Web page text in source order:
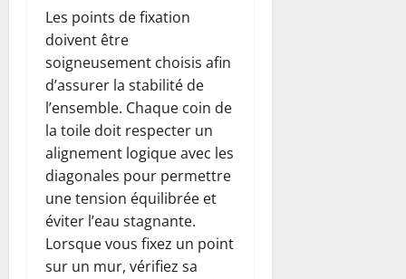
Les points de fixation
doivent être
soigneusement choisis afin
d’assurer la stabilité de
l’ensemble. Chaque coin de
la toile doit respecter un
alignement logique avec les
diagonales pour permettre
une tension équilibrée et
éviter l’eau stagnante.
Lorsque vous fixez un point
sur un mur, vérifiez sa